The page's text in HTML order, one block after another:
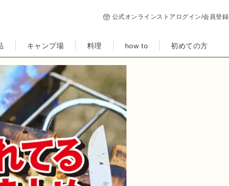
公式オンラインストア ログイン/会員登録
キャンプ場 料理 how to 初めての方